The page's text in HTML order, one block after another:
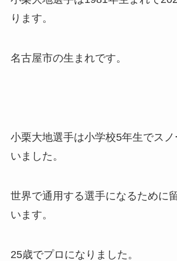
ります。
名古屋市の生まれです。
小栗大地選手は小学校5年生でス
いました。
世界で通用する選手になるために
います。
25歳でプロになりました。